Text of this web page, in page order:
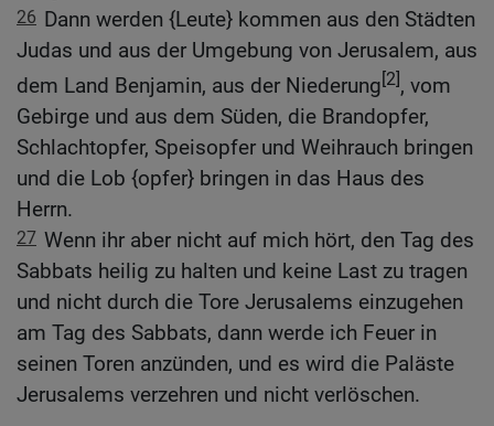
26 Dann werden {Leute} kommen aus den Städten
Judas und aus der Umgebung von Jerusalem, aus
dem Land Benjamin, aus der Niederung[2], vom
Gebirge und aus dem Süden, die Brandopfer,
Schlachtopfer, Speisopfer und Weihrauch bringen
und die Lob {opfer} bringen in das Haus des
Herrn.
27 Wenn ihr aber nicht auf mich hört, den Tag des
Sabbats heilig zu halten und keine Last zu tragen
und nicht durch die Tore Jerusalems einzugehen
am Tag des Sabbats, dann werde ich Feuer in
seinen Toren anzünden, und es wird die Paläste
Jerusalems verzehren und nicht verlöschen.